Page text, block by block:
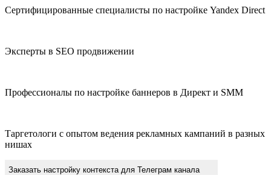
Сертифицированные специалисты по настройке Yandex Direct
Эксперты в SEO продвижении
Профессионалы по настройке баннеров в Директ и SMM
Таргетологи с опытом ведения рекламных кампаний в разных
нишах
Заказать настройку контекста для Телеграм канала